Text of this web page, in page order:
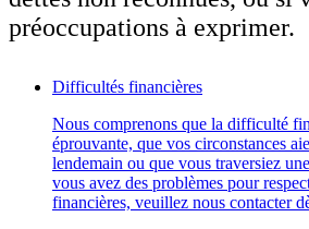
préoccupations à exprimer.
Difficultés financières
Nous comprenons que la difficulté
éprouvante, que vos circonstances
lendemain ou que vous traversiez
vous avez des problèmes pour
financières, veuillez nous contacter